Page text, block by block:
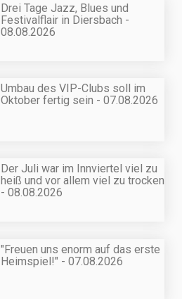
Drei Tage Jazz, Blues und
Festivalflair in Diersbach -
08.08.2026
Umbau des VIP-Clubs soll im
Oktober fertig sein - 07.08.2026
Der Juli war im Innviertel viel zu
heiß und vor allem viel zu trocken
- 08.08.2026
"Freuen uns enorm auf das erste
Heimspiel!" - 07.08.2026